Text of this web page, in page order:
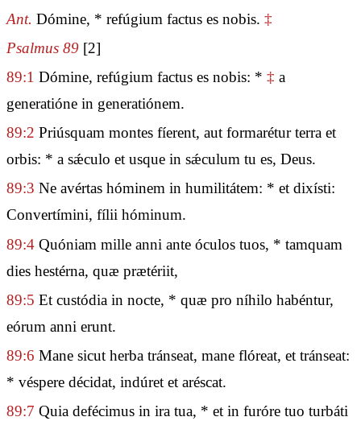
Ant. Dómine, * refúgium factus es nobis. ‡
Psalmus 89 [2]
89:1 Dómine, refúgium factus es nobis: * ‡ a
generatióne in generatiónem.
89:2 Priúsquam montes fíerent, aut formarétur terra et
orbis: * a sǽculo et usque in sǽculum tu es, Deus.
89:3 Ne avértas hóminem in humilitátem: * et dixísti:
Convertímini, fílii hóminum.
89:4 Quóniam mille anni ante óculos tuos, * tamquam
dies hestérna, quæ prætériit,
89:5 Et custódia in nocte, * quæ pro níhilo habéntur,
eórum anni erunt.
89:6 Mane sicut herba tránseat, mane flóreat, et tránseat:
* véspere décidat, indúret et aréscat.
89:7 Quia defécimus in ira tua, * et in furóre tuo turbáti